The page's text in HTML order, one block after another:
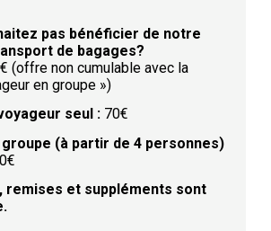
pas bénéficier de notre
de bagages?
(offre non cumulable avec la
en groupe »)
seul : 70€
(à partir de 4 personnes)
remises et suppléments sont